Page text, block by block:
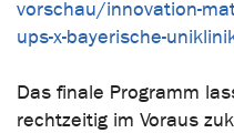
vorschau/innovation-
ups-x-bayerische-
Das finale Programm
rechtzeitig im Voraus